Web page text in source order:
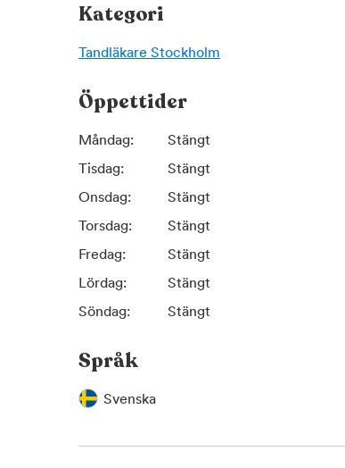
Kategori
Tandläkare Stockholm
Öppettider
Måndag:
Stängt
Tisdag:
Stängt
Onsdag:
Stängt
Torsdag:
Stängt
Fredag:
Stängt
Lördag:
Stängt
Söndag:
Stängt
Språk
Svenska